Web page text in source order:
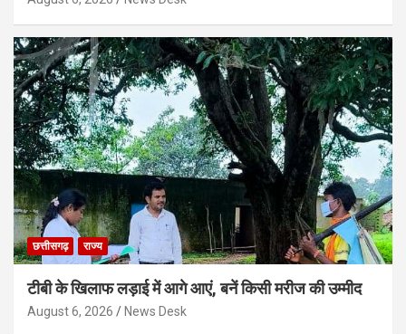
छत्तीसगढ़ राज्य
टीबी के खिलाफ लड़ाई में आगे आएं, बनें किसी मरीज की उम्मीद
August 6, 2026 News Desk